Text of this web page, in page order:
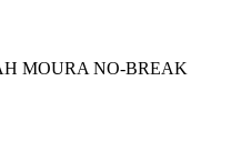
MOURA NO-BREAK